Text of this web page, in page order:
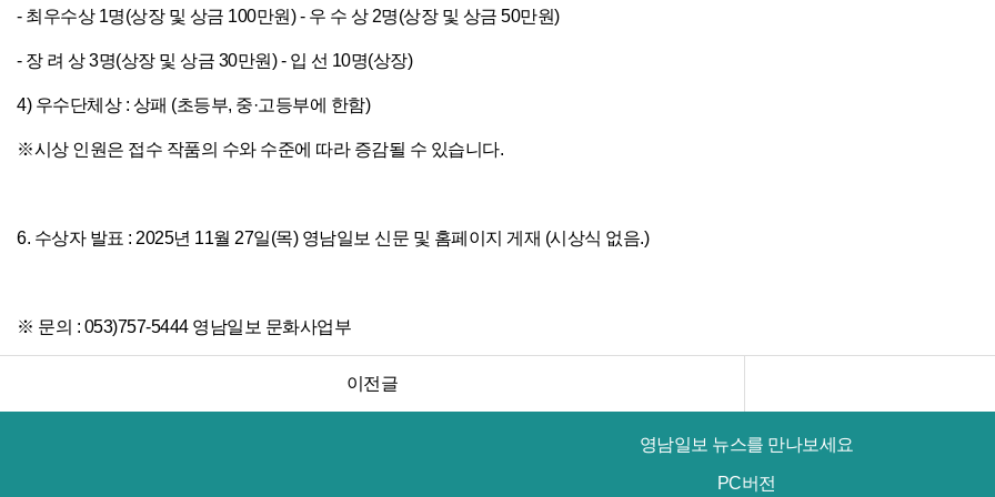
- 최우수상 1명(상장 및 상금 100만원) - 우 수 상 2명(상장 및 상금 50만원)
- 장 려 상 3명(상장 및 상금 30만원) - 입 선 10명(상장)
4) 우수단체상 : 상패 (초등부, 중·고등부에 한함)
※시상 인원은 접수 작품의 수와 수준에 따라 증감될 수 있습니다.
6. 수상자 발표 : 2025년 11월 27일(목) 영남일보 신문 및 홈페이지 게재 (시상식 없음.)
※ 문의 : 053)757-5444 영남일보 문화사업부
이전글
영남일보 뉴스를 만나보세요
PC버전